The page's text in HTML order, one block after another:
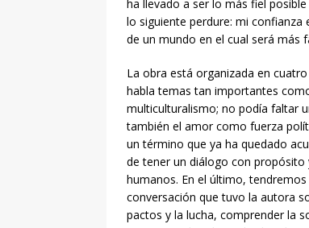
ha llevado a ser lo más fiel
lo siguiente perdure: mi
de un mundo en el cual será más
La obra está organizada en
habla temas tan importantes
multiculturalismo; no podía faltar
también el amor como fuerza
un término que ya ha quedado
de tener un diálogo con
humanos. En el último,
conversación que tuvo la autora
pactos y la lucha, comprender la